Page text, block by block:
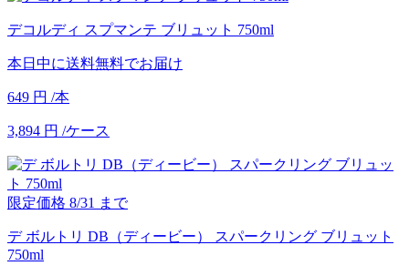
デコルディ スプマンテ ブリュット 750ml
本日中に送料無料でお届け
649 円 /本
3,894 円 /ケース
限定価格 8/31 まで
デ ボルトリ DB（ディービー） スパークリング ブリュット
750ml